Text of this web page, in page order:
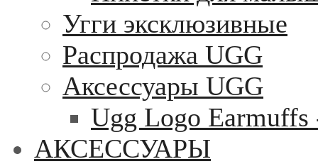
Угги эксклюзивные
Распродажа UGG
Аксессуары UGG
Ugg Logo
АКСЕССУАРЫ